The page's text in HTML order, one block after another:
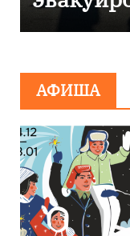
АФИША